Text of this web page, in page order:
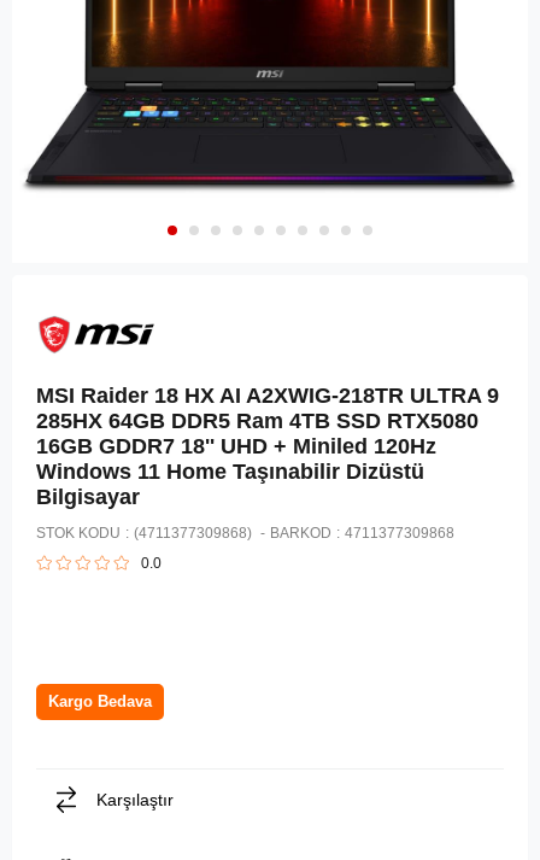
MSI Raider 18 HX AI A2XWIG-218TR ULTRA 9
285HX 64GB DDR5 Ram 4TB SSD RTX5080
16GB GDDR7 18'' UHD + Miniled 120Hz
Windows 11 Home Taşınabilir Dizüstü
Bilgisayar
STOK KODU (4711377309868) BARKOD : 4711377309868
0.0
Kargo Bedava
Karşılaştır